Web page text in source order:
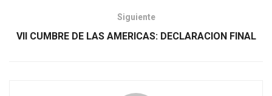
Siguiente
VII CUMBRE DE LAS AMERICAS: DECLARACION FINAL